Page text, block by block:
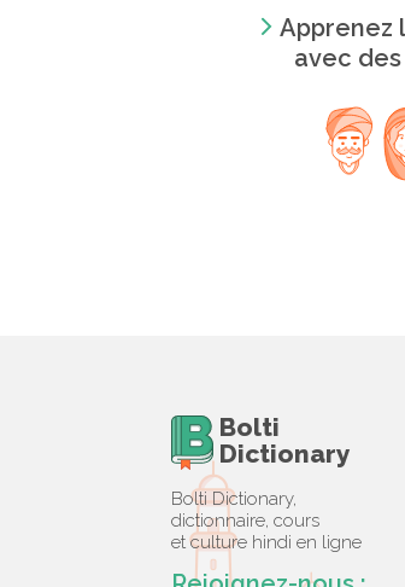
Apprenez
avec
Bolti
Dictionary
Bolti Dictionary,
dictionnaire, cours
et culture hindi en ligne